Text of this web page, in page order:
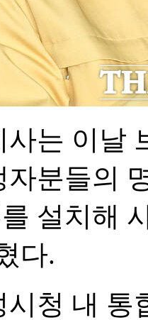
사는 이날
자분들의
설치해
다.
청 내 통